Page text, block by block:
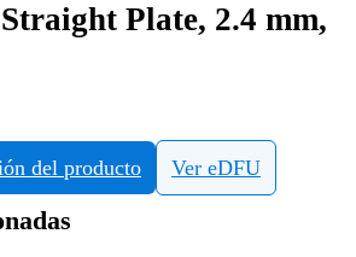
Plate, 2.4 mm,
del producto Ver eDFU